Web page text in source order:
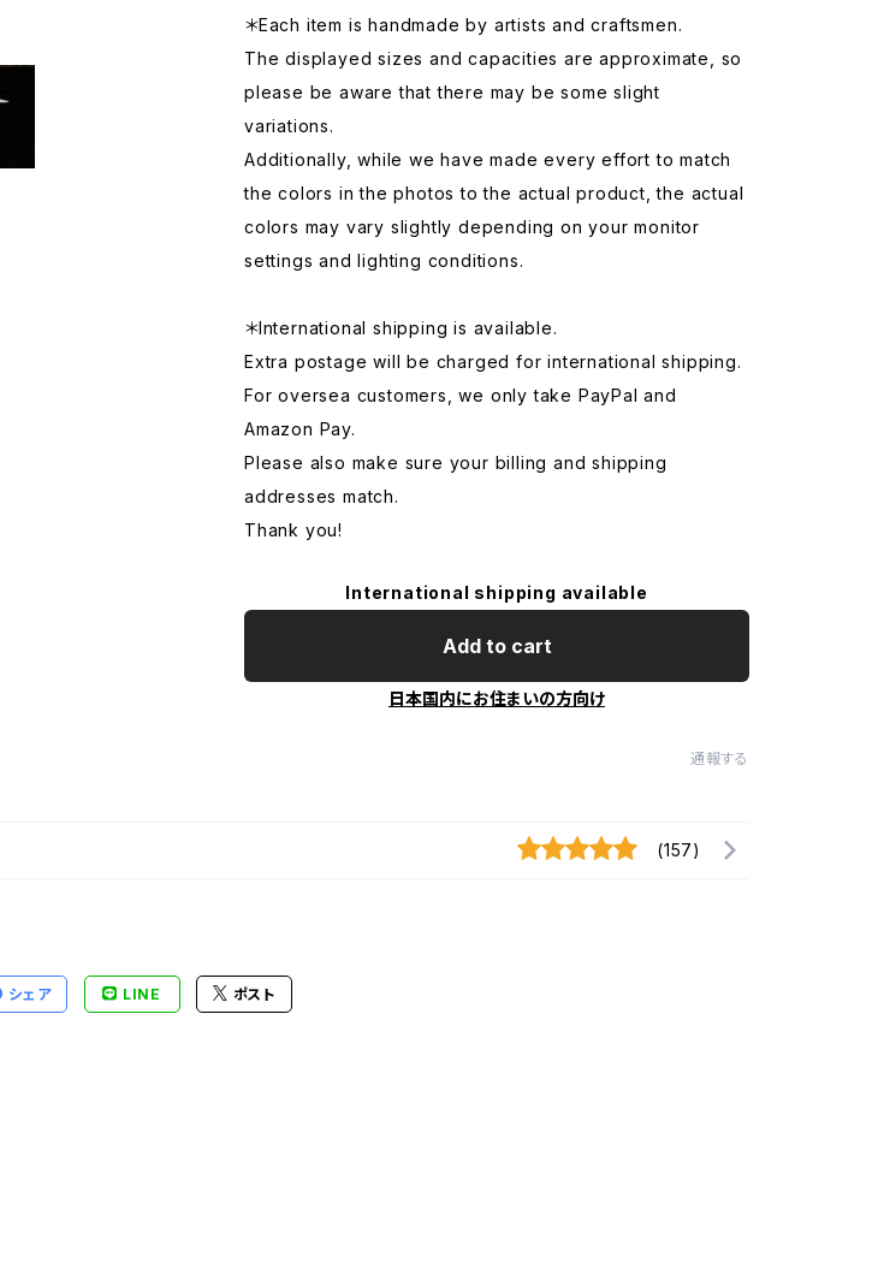
＊Each item is handmade by artists and craftsmen.
The displayed sizes and capacities are approximate, so
please be aware that there may be some slight
variations.
Additionally, while we have made every effort to match
the colors in the photos to the actual product, the actual
colors may vary slightly depending on your monitor
settings and lighting conditions.
＊International shipping is available.
Extra postage will be charged for international shipping.
For oversea customers, we only take PayPal and
Amazon Pay.
Please also make sure your billing and shipping
addresses match.
Thank you!
International shipping available
Add to cart
日本国内にお住まいの方向け
通報する
(157)
シェア LINE ポスト